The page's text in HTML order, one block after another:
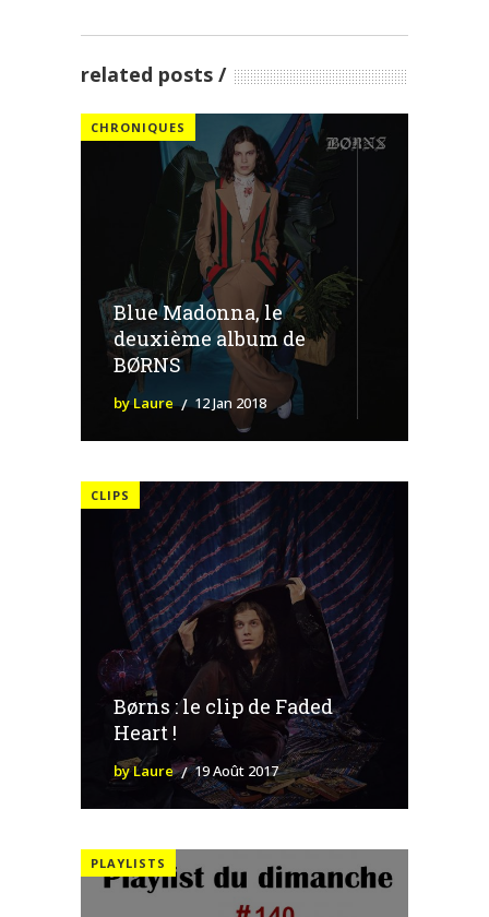
related posts
CHRONIQUES
Blue Madonna, le
deuxième album de
BØRNS
by Laure 12 Jan 2018
CLIPS
Børns : le clip de Faded
Heart !
by Laure 19 Août 2017
PLAYLISTS